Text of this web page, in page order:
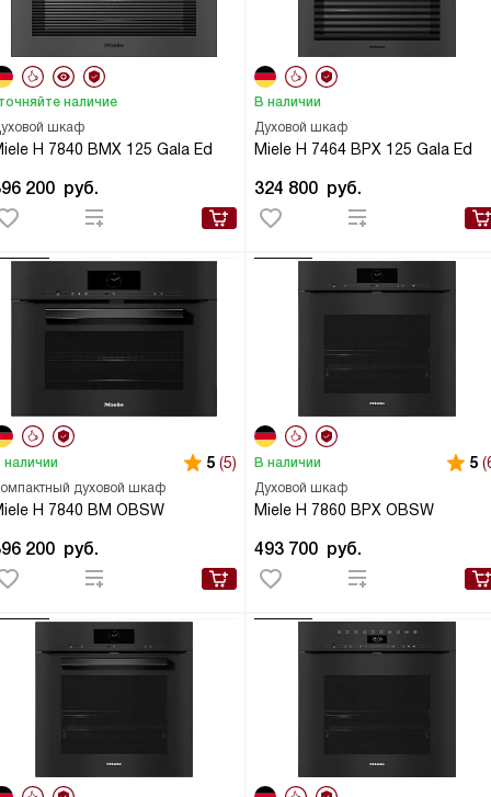
шкаф
H 7840 BMX 125 Gala Ed
наличие
200 руб.
Духовой шкаф
Miele H 7464 BPX 125 Gala Ed
В наличии
324 800 руб.
духовой шкаф
H 7840 BM OBSW
наличии 5 (5)
200 руб.
Духовой шкаф
Miele H 7860 BPX OBSW
В наличии 5
493 700 руб.